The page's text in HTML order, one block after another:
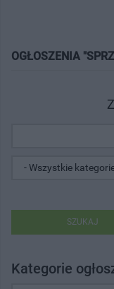
OGŁOSZENIA
SZUKAJ
Kategorie